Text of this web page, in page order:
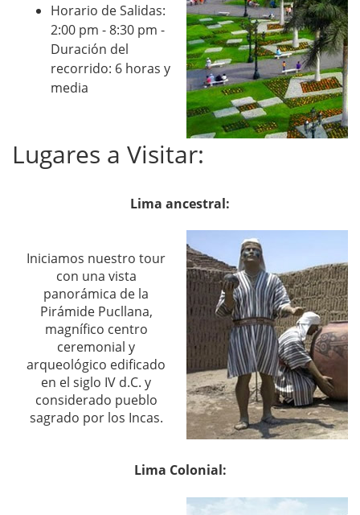
Horario de Salidas:
2:00 pm - 8:30 pm -
Duración del
recorrido: 6 horas y
media
Lugares a Visitar:
Lima ancestral:
Iniciamos nuestro tour
con una vista
panorámica de la
Pirámide Pucllana,
magnífico centro
ceremonial y
arqueológico edificado
en el siglo IV d.C. y
considerado pueblo
sagrado por los Incas.
Lima Colonial: